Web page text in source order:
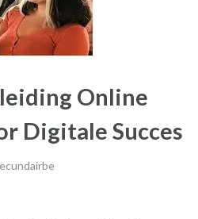
Online
Digitale Succes